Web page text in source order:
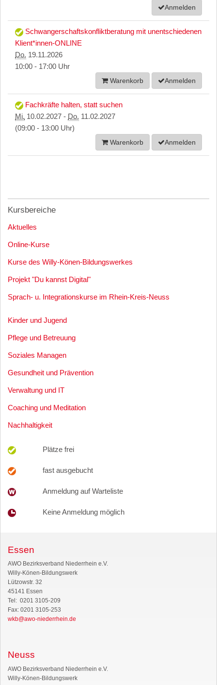
Anmelden
Schwangerschaftskonfliktberatung mit unentschiedenen
Klient*innen-ONLINE
Do. 19.11.2026
10:00 - 17:00 Uhr
Warenkorb Anmelden
Fachkräfte halten, statt suchen
Mi. 10.02.2027 - Do. 11.02.2027
(09:00 - 13:00 Uhr)
Warenkorb Anmelden
Kursbereiche
Aktuelles
Online-Kurse
Kurse des Willy-Könen-Bildungswerkes
Projekt "Du kannst Digital"
Sprach- u. Integrationskurse im Rhein-Kreis-Neuss
Kinder und Jugend
Pflege und Betreuung
Soziales Managen
Gesundheit und Prävention
Verwaltung und IT
Coaching und Meditation
Nachhaltigkeit
Plätze frei
fast ausgebucht
Anmeldung auf Warteliste
Keine Anmeldung möglich
Essen
AWO Bezirksverband Niederrhein e.V.
Willy-Könen-Bildungswerk
Lützowstr. 32
45141 Essen
Tel: 0201 3105-209
Fax: 0201 3105-253
wkb@awo-niederrhein.de
Neuss
AWO Bezirksverband Niederrhein e.V.
Willy-Könen-Bildungswerk